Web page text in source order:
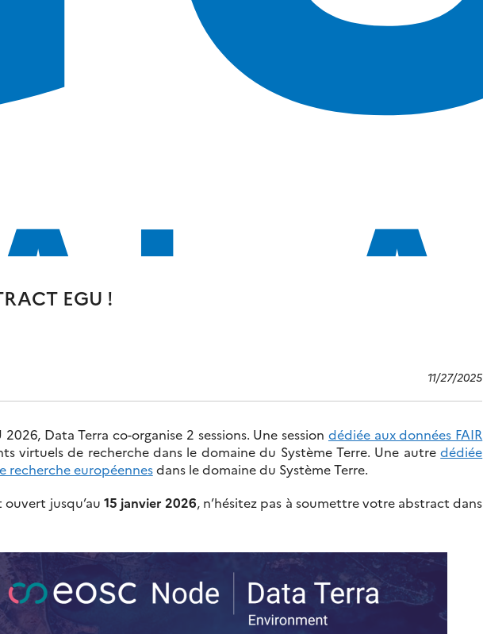
EGU !
11/27/2025
2026, Data Terra co-organise 2 sessions. Une session dédiée aux données FAIR
virtuels de recherche dans le domaine du Système Terre. Une autredédiée
recherche européennesdans le domaine du Système Terre.
ouvert jusqu’au 15 janvier 2026, n’hésitez pas à soumettre votre abstract dans